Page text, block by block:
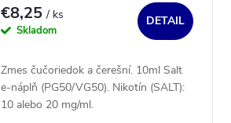
€8,25/ ks
Skladom
DETAIL
Zmes čučoriedok a čerešní. 10ml Salt
e-náplň (PG50/VG50). Nikotín (SALT):
10 alebo 20 mg/ml.